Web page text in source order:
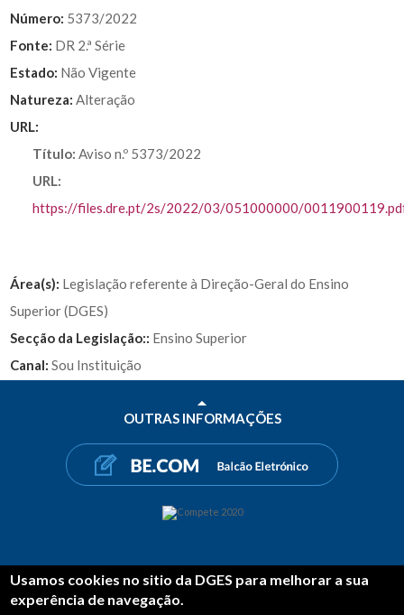
Número: 5373/2022
Fonte: DR 2.ª Série
Estado: Não Vigente
Natureza:Alteração
URL:
Título:Aviso n.º 5373/2022
URL:
https://files.dre.pt/2s/2022/03/051000000/
Área(s): Legislação referente à Direção-Geral do Ensino
Superior (DGES)
Secção da Legislação:: Ensino Superior
Canal:Sou Instituição
OUTRAS INFORMAÇÕES
SHARE
FACEBOOK
Usamos cookies no sitio da DGES para melhorar a sua
experência de navegação.